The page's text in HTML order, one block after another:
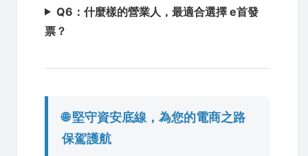
Q6：什麼樣的營業人，最適合選擇 e首發
票？
🌐 堅守資安底線，為您的電商之路
保駕護航